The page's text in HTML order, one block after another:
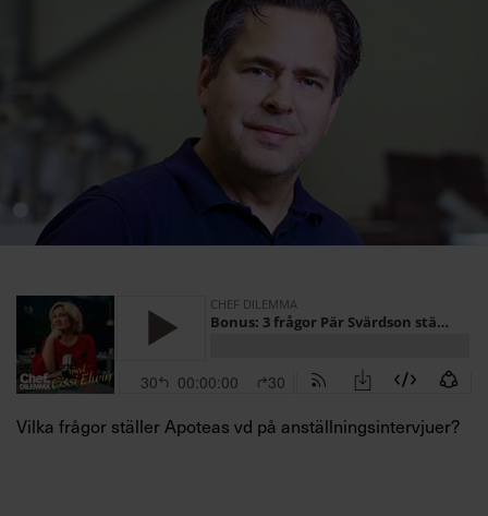
Villkor och policy för
personuppgiftsbehandling
efter:
Populära utbildningar
Vilka frågor ställer Apoteas vd på anställningsintervjuer?